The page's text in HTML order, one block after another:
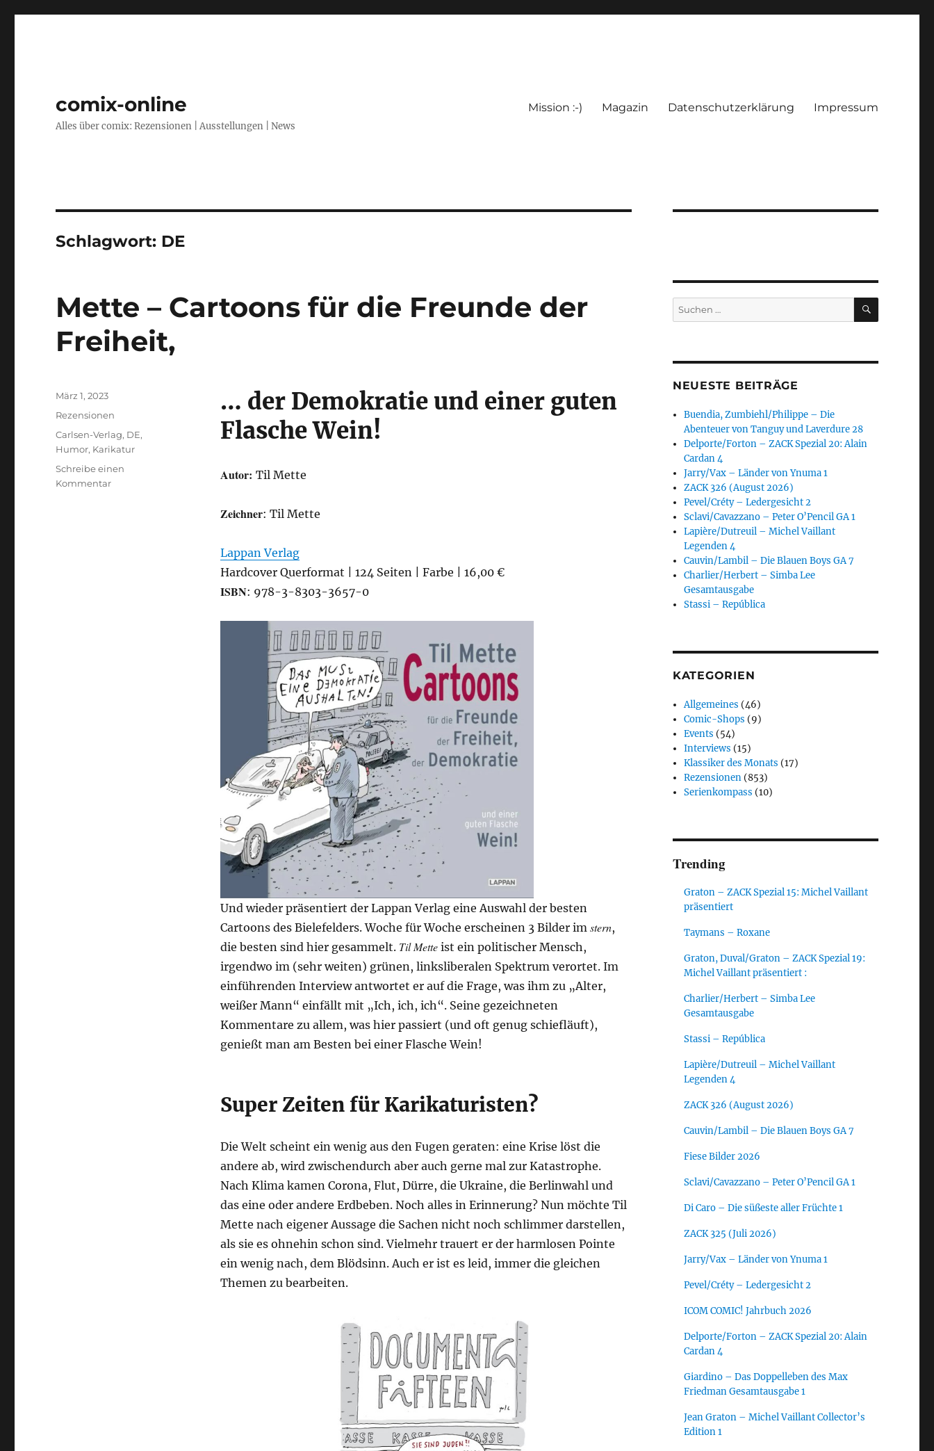
comix-online
Alles über comix: Rezensionen | Ausstellungen | News
Mission :-) Magazin Datenschutzerklärung Impressum
Schlagwort: DE
Mette – Cartoons für die Freunde der
Freiheit,
… der Demokratie und einer guten
Flasche Wein!
Autor: Til Mette
Zeichner: Til Mette
Lappan Verlag
Hardcover Querformat | 124 Seiten | Farbe | 16,00 €
ISBN: 978-3-8303-3657-0
Und wieder präsentiert der Lappan Verlag eine Auswahl der besten
Cartoons des Bielefelders. Woche für Woche erscheinen 3 Bilder im stern,
die besten sind hier gesammelt. Til Metteist ein politischer Mensch,
irgendwo im (sehr weiten) grünen, linksliberalen Spektrum verortet. Im
einführenden Interview antwortet er auf die Frage, was ihm zu „Alter,
weißer Mann“ einfällt mit „Ich, ich, ich“. Seine gezeichneten
Kommentare zu allem, was hier passiert (und oft genug schiefläuft),
genießt man am Besten bei einer Flasche Wein!
Super Zeiten für Karikaturisten?
Die Welt scheint ein wenig aus den Fugen geraten: eine Krise löst die
andere ab, wird zwischendurch aber auch gerne mal zur Katastrophe.
Nach Klima kamen Corona, Flut, Dürre, die Ukraine, die Berlinwahl und
das eine oder andere Erdbeben. Noch alles in Erinnerung? Nun möchte Til
Mette nach eigener Aussage die Sachen nicht noch schlimmer darstellen,
als sie es ohnehin schon sind. Vielmehr trauert er der harmlosen Pointe
ein wenig nach, dem Blödsinn. Auch er ist es leid, immer die gleichen
Themen zu bearbeiten.
Veröffentlicht
März 1, 2023
Kategorien
Rezensionen
Schlagwörter
Carlsen-Verlag, DE,
Humor, Karikatur
Schreibe einen
Kommentarzu
Suchen
nach:
SUCHEN
NEUESTE BEITRÄGE
Buendia, Zumbiehl/Philippe – Die
Abenteuer von Tanguy und Laverdure 28
Delporte/Forton – ZACK Spezial 20: Alain
Cardan 4
Jarry/Vax – Länder von Ynuma 1
ZACK 326 (August 2026)
Pevel/Créty – Ledergesicht 2
Sclavi/Cavazzano – Peter O’Pencil GA 1
Lapière/Dutreuil – Michel Vaillant
Legenden 4
Cauvin/Lambil – Die Blauen Boys GA 7
Charlier/Herbert – Simba Lee
Gesamtausgabe
Stassi – República
KATEGORIEN
Allgemeines (46)
Comic-Shops (9)
Events (54)
Interviews (15)
Klassiker des Monats (17)
Rezensionen (853)
Serienkompass (10)
Trending
Graton – ZACK Spezial 15: Michel Vaillant
präsentiert
Taymans – Roxane
Graton, Duval/Graton – ZACK Spezial 19:
Michel Vaillant präsentiert :
Charlier/Herbert – Simba Lee
Gesamtausgabe
Stassi – República
Lapière/Dutreuil – Michel Vaillant
Legenden 4
ZACK 326 (August 2026)
Cauvin/Lambil – Die Blauen Boys GA 7
Fiese Bilder 2026
Sclavi/Cavazzano – Peter O’Pencil GA 1
Di Caro – Die süßeste aller Früchte 1
ZACK 325 (Juli 2026)
Jarry/Vax – Länder von Ynuma 1
Pevel/Créty – Ledergesicht 2
ICOM COMIC! Jahrbuch 2026
Delporte/Forton – ZACK Spezial 20: Alain
Cardan 4
Giardino – Das Doppelleben des Max
Friedman Gesamtausgabe 1
Jean Graton – Michel Vaillant Collector’s
Edition 1